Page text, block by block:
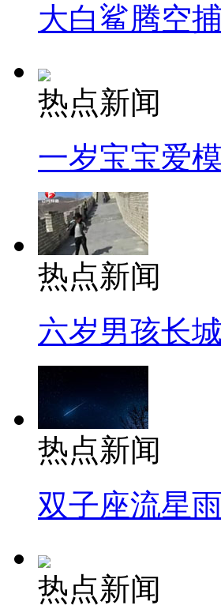
大白鲨腾空
热点新闻
一岁宝宝爱
热点新闻
六岁男孩长
热点新闻
双子座流星
热点新闻